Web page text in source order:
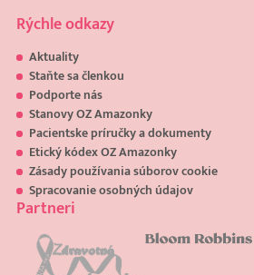
Rýchle odkazy
Aktuality
Staňte sa členkou
Podporte nás
Stanovy OZ Amazonky
Pacientske príručky a dokumenty
Etický kódex OZ Amazonky
Zásady používania súborov cookie
Spracovanie osobných údajov
Partneri